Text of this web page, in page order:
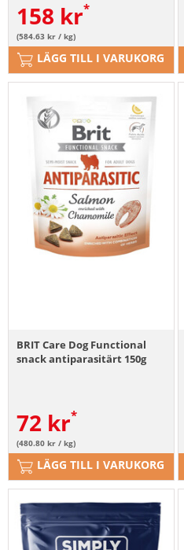
158 kr
(584.63 kr / kg)
LÄGG TILL I VARUKORG
BRIT Care Dog Functional
snack antiparasitärt 150g
72 kr
(480.80 kr / kg)
LÄGG TILL I VARUKORG